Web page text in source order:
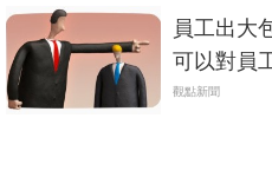
員工出大
可以對員
是⋯
觀點新聞